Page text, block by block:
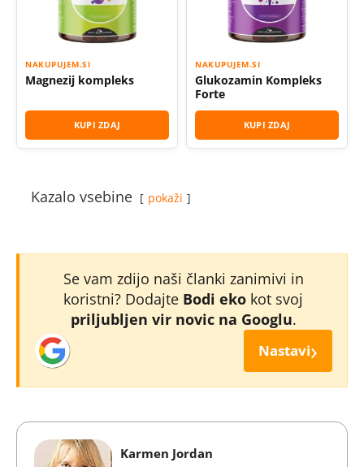
NAKUPUJEM.SI
Magnezij kompleks
KUPI ZDAJ
NAKUPUJEM.SI
Glukozamin Kompleks
Forte
KUPI ZDAJ
Kazalo vsebine pokaži
Se vam zdijo naši članki zanimivi in
koristni? Dodajte Bodi eko kot svoj
priljubljen vir novic na Googlu.
Nastavi›
Karmen Jordan